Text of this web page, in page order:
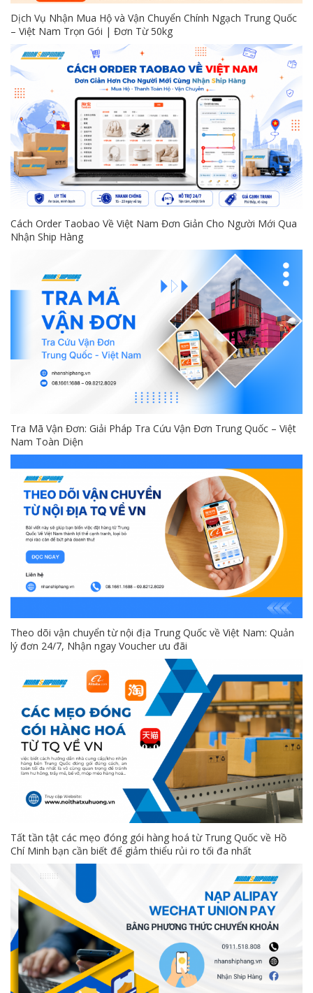
Dịch Vụ Nhận Mua Hộ và Vận Chuyển Chính Ngạch Trung Quốc
– Việt Nam Trọn Gói | Đơn Từ 50kg
Cách Order Taobao Về Việt Nam Đơn Giản Cho Người Mới Qua
Nhận Ship Hàng
Tra Mã Vận Đơn: Giải Pháp Tra Cứu Vận Đơn Trung Quốc – Việt
Nam Toàn Diện
Theo dõi vận chuyển từ nội địa Trung Quốc về Việt Nam: Quản
lý đơn 24/7, Nhận ngay Voucher ưu đãi
Tất tần tật các mẹo đóng gói hàng hoá từ Trung Quốc về Hồ
Chí Minh bạn cần biết để giảm thiểu rủi ro tối đa nhất